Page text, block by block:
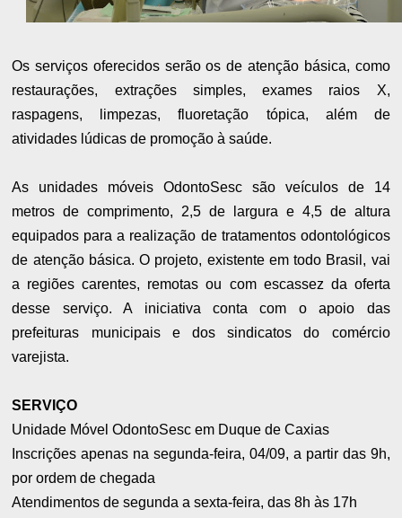
Os serviços oferecidos serão os de atenção básica, como
restaurações, extrações simples, exames raios X,
raspagens, limpezas, fluoretação tópica, além de
atividades lúdicas de promoção à saúde.
As unidades móveis OdontoSesc são veículos de 14
metros de comprimento, 2,5 de largura e 4,5 de altura
equipados para a realização de tratamentos odontológicos
de atenção básica. O projeto, existente em todo Brasil, vai
a regiões carentes, remotas ou com escassez da oferta
desse serviço. A iniciativa conta com o apoio das
prefeituras municipais e dos sindicatos do comércio
varejista.
SERVIÇO
Unidade Móvel OdontoSesc em Duque de Caxias
Inscrições apenas na segunda-feira, 04/09, a partir das 9h,
por ordem de chegada
Atendimentos de segunda a sexta-feira, das 8h às 17h